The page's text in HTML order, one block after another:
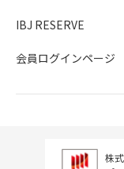
IBJ RESERVE
会員ログインページ
株